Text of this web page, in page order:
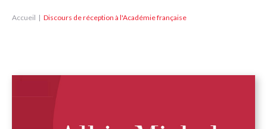
Accueil Discours de réception à l'Académie française